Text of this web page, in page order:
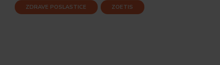
ZDRAVE POSLASTICE ZOETIS